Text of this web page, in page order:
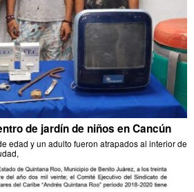
de jardín de niños en Cancún
y un adulto fueron atrapados al interior de